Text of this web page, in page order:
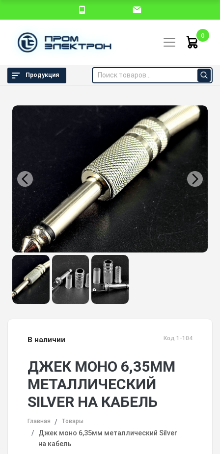
0
Продукция
В наличии Код 1-104
ДЖЕК МОНО 6,35ММ
МЕТАЛЛИЧЕСКИЙ
SILVER НА КАБЕЛЬ
Главная Товары
Джек моно 6,35мм металлический Silver
на кабель